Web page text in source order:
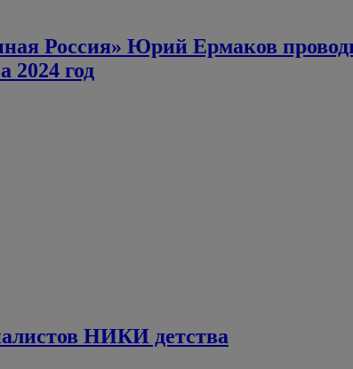
Россия» Юрий Ермаков
2024 год
НИКИ детства